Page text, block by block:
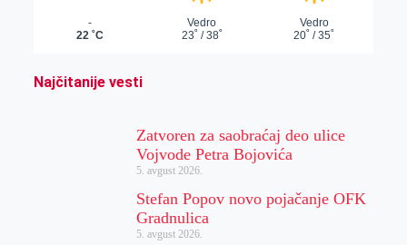
Najčitanije vesti
Zatvoren za saobraćaj deo ulice
Vojvode Petra Bojovića
5. avgust 2026.
Stefan Popov novo pojačanje OFK
Gradnulica
5. avgust 2026.